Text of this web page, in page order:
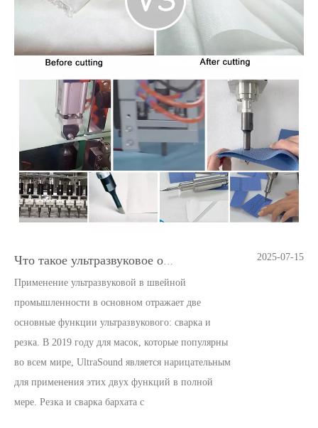
Что такое ультразвуковое оборудование для герметизации и резки?
Применение ультразвуковой в швейной
промышленности в основном отражает две
основные функции ультразвукового: сварка и
резка. В 2019 году для масок, которые популярны
во всем мире, UltraSound является нарицательным
для применения этих двух функций в полной
мере. Резка и сварка бархата c
2025-07-15